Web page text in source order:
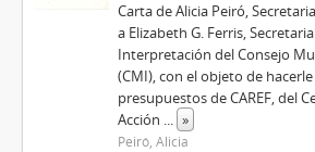
Carta de Alicia Peiró,
a Elizabeth G. Ferris,
Interpretación del Consejo
(CMI), con el objeto de
presupuestos de CAREF, del
Acción ... »
Peiró, Alicia